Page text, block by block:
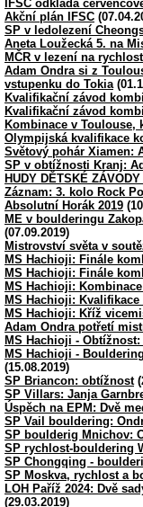
IFSC odkládá
Akční plán IFSC
SP v ledolezení
Aneta Loužecká 5. na
MČR v lezení na rychlost
Adam Ondra si z
vstupenku do Tokia
Kvalifikační závod
Kvalifikační závod
Kombinace v Toulouse,
Olympijská kvalifikace
Světový pohár Xiamen:
SP v obtížnosti Kranj:
HUDY DĚTSKÉ ZÁVODY
Záznam: 3. kolo Rock
Absolutní Horák 2019
ME v boulderingu
(07.09.2019)
Mistrovství světa v
MS Hachioji: Finále
MS Hachioji: Finále
MS Hachioji:
MS Hachioji:
MS Hachioji: Kříž
Adam Ondra potřetí
MS Hachioji -
MS Hachioji -
(15.08.2019)
SP Briancon: obtížnost
SP Villars: Janja
Úspěch na EPM: Dvě
SP Vail bouldering:
SP boulderig Mnichov:
SP rychlost-bouldering
SP Chongqing -
SP Moskva, rychlost a
LOH Paříž 2024: Dvě
(29.03.2019)